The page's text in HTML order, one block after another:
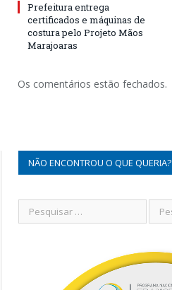
Prefeitura entrega
certificados e máquinas de
costura pelo Projeto Mãos
Marajoaras
Os comentários estão fechados.
NÃO ENCONTROU O QUE QUERIA?